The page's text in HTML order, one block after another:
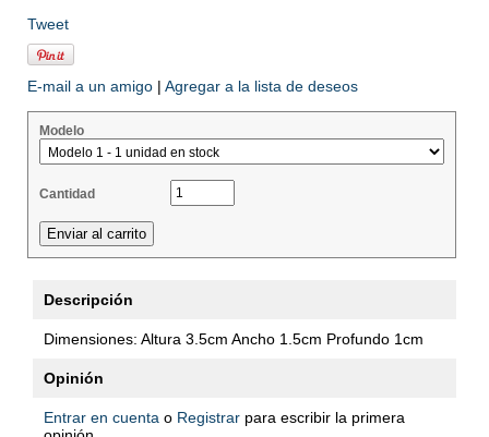
Tweet
E-mail a un amigo | Agregar a la lista de deseos
Modelo
Cantidad
Descripción
Dimensiones: Altura 3.5cm Ancho 1.5cm Profundo 1cm
Opinión
Entrar en cuenta o Registrar para escribir la primera